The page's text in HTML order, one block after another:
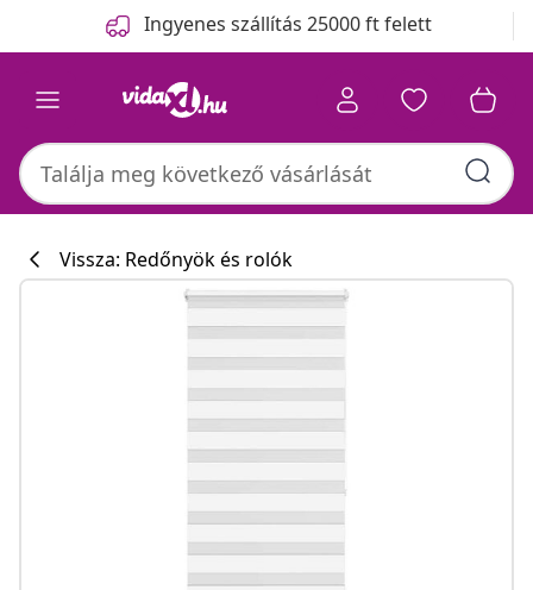
Ingyenes szállítás 25000 ft felett
Vissza: Redőnyök és rolók